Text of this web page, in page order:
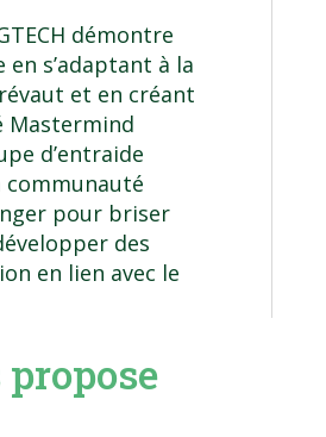
démontre
s’adaptant à la
et en créant
Mastermind
d’entraide
pour briser
des
en lien avec le